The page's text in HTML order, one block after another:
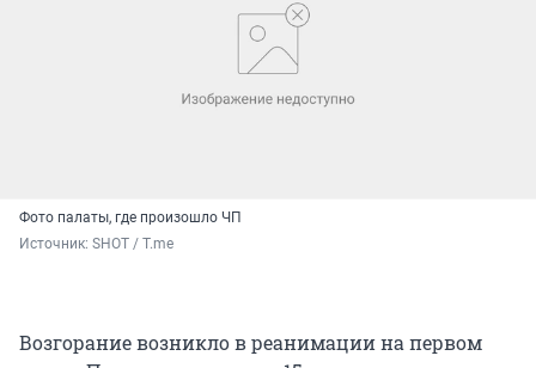
Фото палаты, где произошло ЧП
Источник: SHOT / T.me
Возгорание возникло в реанимации на первом